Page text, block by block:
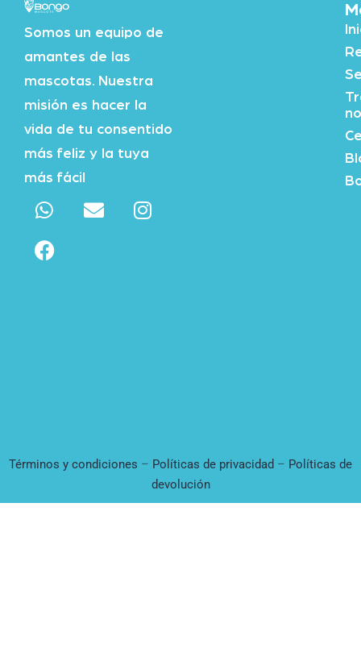
Somos un equipo de
amantes de las
mascotas. Nuestra
misión es hacer la
vida de tu consentido
más feliz y la tuya
más fácil
Términos y condiciones – Políticas de privacidad – Políticas de
devolución